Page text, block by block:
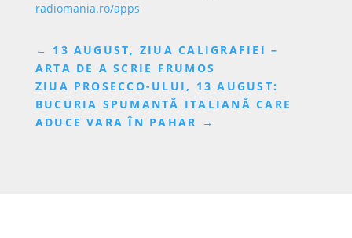
radiomania.ro/apps
← 13 AUGUST, ZIUA CALIGRAFIEI –
ARTA DE A SCRIE FRUMOS
ZIUA PROSECCO-ULUI, 13 AUGUST:
BUCURIA SPUMANTĂ ITALIANĂ CARE
ADUCE VARA ÎN PAHAR →